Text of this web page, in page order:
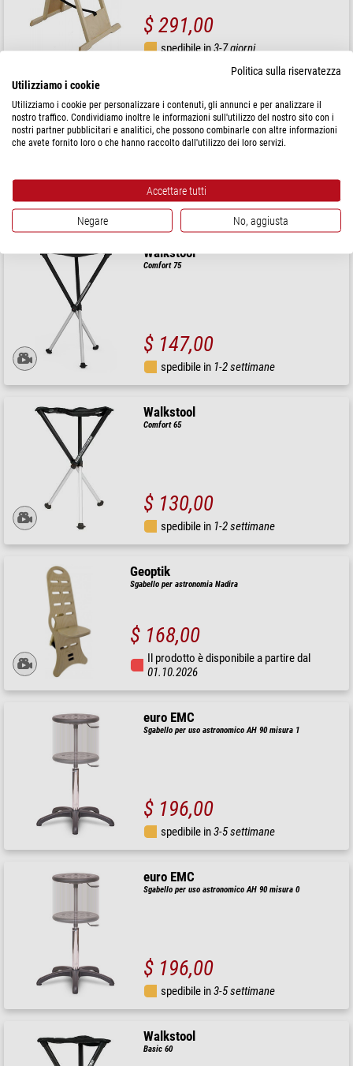
$ 291,00
spedibile in3-7 giorni
Sgabello per uso astronomico AH 90 misura 2
$ 196,00
spedibile in3-5 settimane
Walkstool
Comfort 75
$ 147,00
spedibile in 1-2 settimane
Walkstool
Comfort 65
$ 130,00
spedibile in 1-2 settimane
Geoptik
Sgabello per astronomia Nadira
$ 168,00
Il prodotto è disponibile a partire dal
01.10.2026
euro EMC
Sgabello per uso astronomico AH 90 misura 1
$ 196,00
spedibile in3-5 settimane
euro EMC
Sgabello per uso astronomico AH 90 misura 0
$ 196,00
spedibile in3-5 settimane
Walkstool
Basic 60
Politica sulla riservatezza
Utilizziamo i cookie
Utilizziamo i cookie per personalizzare i contenuti, gli annunci e per analizzare il
nostro traffico. Condividiamo inoltre le informazioni sull'utilizzo del nostro sito con i
nostri partner pubblicitari e analitici, che possono combinarle con altre informazioni
che avete fornito loro o che hanno raccolto dall'utilizzo dei loro servizi.
Accettare tutti
Negare No, aggiusta